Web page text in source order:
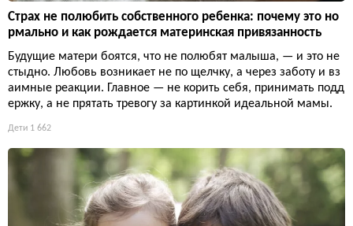
Страх не полюбить собственного ребенка: почему это но
рмально и как рождается материнская привязанность
Будущие матери боятся, что не полюбят малыша, — и это не
стыдно. Любовь возникает не по щелчку, а через заботу и вз
аимные реакции. Главное — не корить себя, принимать подд
ержку, а не прятать тревогу за картинкой идеальной мамы.
Дети 1 662